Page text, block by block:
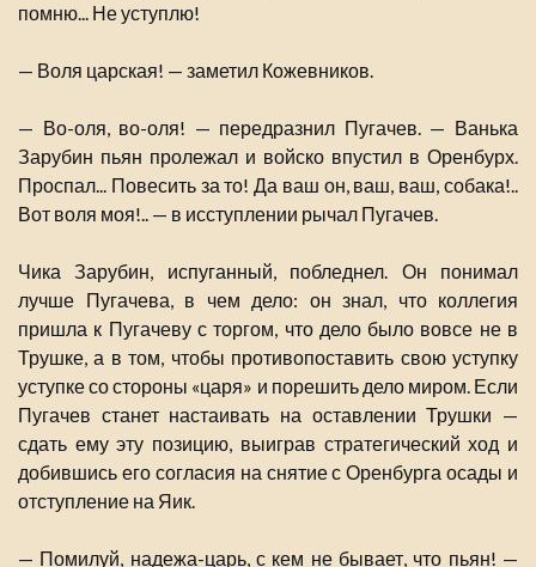
помню... Не уступлю!
— Воля царская! — заметил Кожевников.
— Во-оля, во-оля! — передразнил Пугачев. — Ванька
Зарубин пьян пролежал и войско впустил в Оренбурх.
Проспал... Повесить за то! Да ваш он, ваш, ваш, собака!..
Вот воля моя!.. — в исступлении рычал Пугачев.
Чика Зарубин, испуганный, побледнел. Он понимал
лучше Пугачева, в чем дело: он знал, что коллегия
пришла к Пугачеву с торгом, что дело было вовсе не в
Трушке, а в том, чтобы противопоставить свою уступку
уступке со стороны «царя» и порешить дело миром. Если
Пугачев станет настаивать на оставлении Трушки —
сдать ему эту позицию, выиграв стратегический ход и
добившись его согласия на снятие с Оренбурга осады и
отступление на Яик.
— Помилуй, надежа-царь, с кем не бывает, что пьян! —